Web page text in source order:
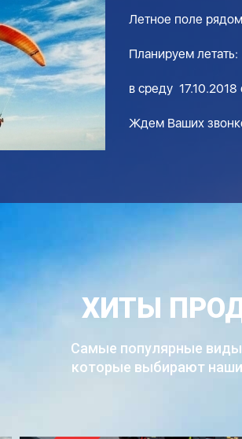
Летное поле
Планируем летать:
в среду
Ждем Ваших
ХИТЫ
Самые популярные
которые выбирают